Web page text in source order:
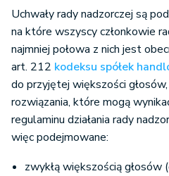
Uchwały rady nadzorczej są
na które wszyscy członkowie
najmniej połowa z nich jest
art. 212 kodeksu spółek
do przyjętej większości
rozwiązania, które mogą
regulaminu działania rady
więc podejmowane:
zwykłą większością głosów